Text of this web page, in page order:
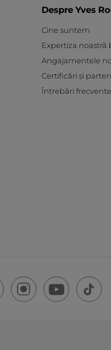
Despre Yves
Cine suntem
Expertiza noastră
Angajamentele
Certificări și
Întrebări frecvente